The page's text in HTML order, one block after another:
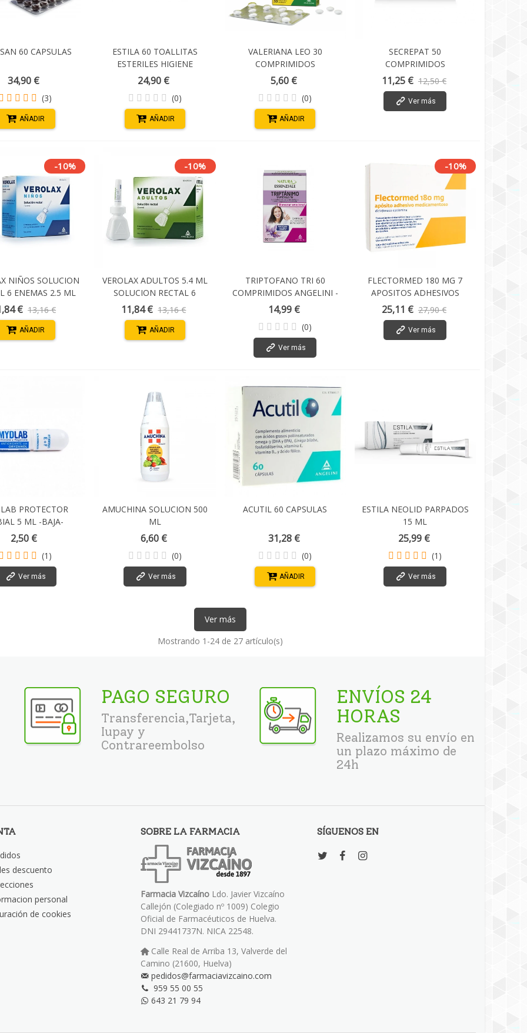
60 CAPSULAS
34,90 €
(3)
AÑADIR
ESTILA 60 TOALLITAS
ESTERILES HIGIENE
PERIOCULAR
24,90 €
(0)
AÑADIR
VALERIANA LEO 30
COMPRIMIDOS
5,60 €
(0)
AÑADIR
SECREPAT 50
COMPRIMIDOS
MASTICABLES SABOR ANIS
11,25 € 12,50 €
Ver más
-10%
NIÑOS SOLUCION
6 ENEMAS 2.5 ML
€ 13,16 €
AÑADIR
-10%
VEROLAX ADULTOS 5.4 ML
SOLUCION RECTAL 6
ENEMAS
11,84 € 13,16 €
AÑADIR
TRIPTOFANO TRI 60
COMPRIMIDOS ANGELINI -
BAJA-
14,99 €
(0)
Ver más
-10%
FLECTORMED 180 MG 7
APOSITOS ADHESIVOS
25,11 € 27,90 €
Ver más
PROTECTOR
5 ML -BAJA-
2,50 €
(1)
Ver más
AMUCHINA SOLUCION 500
ML
6,60 €
(0)
Ver más
ACUTIL 60 CAPSULAS
31,28 €
(0)
AÑADIR
ESTILA NEOLID PARPADOS
15 ML
25,99 €
(1)
Ver más
Ver más
Mostrando 1 -24 de 27 artículo(s)
PAGO SEGURO
Transferencia,Tarjeta,
Iupay y
Contrareembolso
ENVÍOS 24
HORAS
Realizamos su envío en
un plazo máximo de
24h
descuento
personal
de cookies
SOBRE LA FARMACIA
Farmacia Vizcaíno Ldo. Javier Vizcaíno
Callejón (Colegiado nº 1009) Colegio
Oficial de Farmacéuticos de Huelva.
DNI 29441737N. NICA 22548.
Calle Real de Arriba 13, Valverde del
Camino (21600, Huelva)
pedidos@farmaciavizcaino.com
959 55 00 55
643 21 79 94
SÍGUENOS EN